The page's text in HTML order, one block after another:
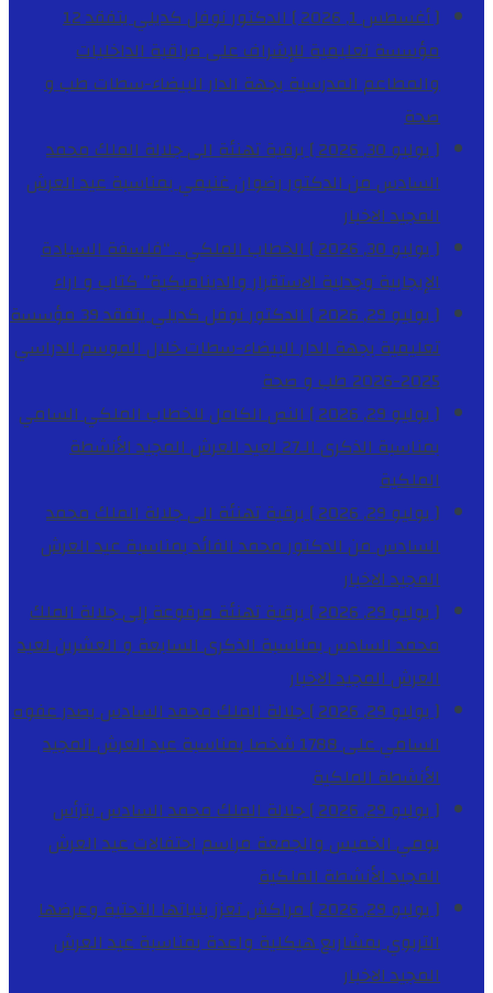
[ أغسطس 1, 2026 ]
الدكتور نوفل كديلي يتفقد 12
مؤسسة تعليمية للإشراف على مراقبة الداخليات
والمطاعم المدرسية بجهة الدار البيضاء-سطاتطب و
صحة
[ يوليو 30, 2026 ]
برقية تهنئة الى جلالة الملك محمد
السادس من الدكتور رضوان غنيمي بمناسبة عيد العرش
المجيدالاخبار
[ يوليو 30, 2026 ]
الخطاب الملكي .. “فلسفة السيادة
الإيجابية وجدلية الاستقرار والديناميكية”كتاب و اراء
[ يوليو 29, 2026 ]
الدكتور نوفل كديلي يتفقد 39 مؤسسة
تعليمية بجهة الدار البيضاء-سطات خلال الموسم الدراسي
2025-2026
طب و صحة
[ يوليو 29, 2026 ]
النص الكامل للخطاب الملكي السامي
بمناسبة الذكرى الـ27 لعيد العرش المجيد
الأنشطة
الملكية
[ يوليو 29, 2026 ]
برقية تهنئة الى جلالة الملك محمد
السادس من الدكتور محمد الفائد بمناسبة عيد العرش
المجيدالاخبار
[ يوليو 29, 2026 ]
برقية تهنئة مرفوعة إلى جلالة الملك
محمد السادس بمناسبة الذكرى السابعة و العشرين لعيد
العرش المجيدالاخبار
[ يوليو 29, 2026 ]
جلالة الملك محمد السادس يصدر عفوه
السامي على 1788 شخصا بمناسبة عيد العرش المجيد
الأنشطة الملكية
[ يوليو 29, 2026 ]
جلالة الملك محمد السادس يترأس
يومي الخميس والجمعة مراسم احتفالات عيد العرش
المجيدالأنشطة الملكية
[ يوليو 29, 2026 ]
مراكش تعزز بنياتها التحتية وعرضها
التربوي بمشاريع هيكلية واعدة بمناسبة عيد العرش
المجيدالاخبار